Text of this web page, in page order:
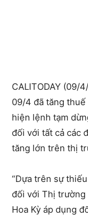
CALITODAY (09/
09/4 đã tăng
hiện lệnh tạm
đối với tất cả các
tăng lớn trên thị
“Dựa trên sự
đối với Thị trường
Hoa Kỳ áp dụng